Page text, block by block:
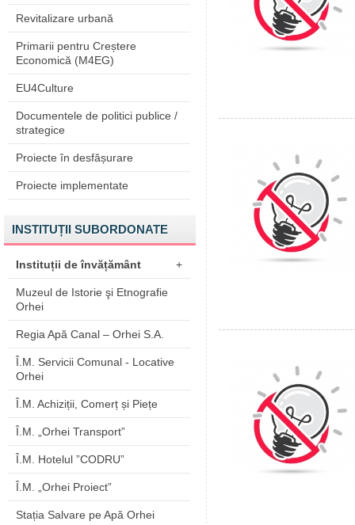
Revitalizare urbană
Primarii pentru Creștere
Economică (M4EG)
EU4Culture
Documentele de politici publice /
strategice
Proiecte în desfășurare
Proiecte implementate
INSTITUȚII SUBORDONATE
Instituții de învățământ +
Muzeul de Istorie şi Etnografie
Orhei
Regia Apă Canal – Orhei S.A.
Î.M. Servicii Comunal - Locative
Orhei
Î.M. Achiziții, Comerț și Piețe
Î.M. „Orhei Transport”
Î.M. Hotelul ”CODRU”
Î.M. „Orhei Proiect”
Stația Salvare pe Apă Orhei